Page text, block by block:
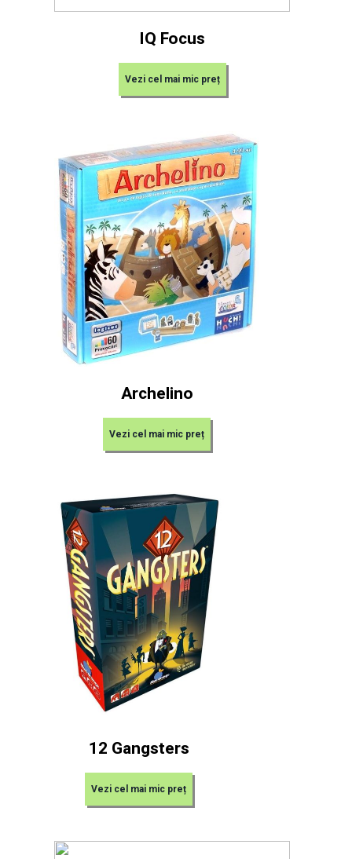
IQ Focus
Vezi cel mai mic preț
Archelino
Vezi cel mai mic preț
12 Gangsters
Vezi cel mai mic preț